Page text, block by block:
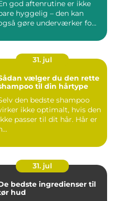
god aftenrutine er ikke
hyggelig – den kan
gøre underværker fo...
31. jul
vælger du den rette
til din hårtype
den bedste shampoo
ikke optimalt, hvis den
passer til dit hår. Hår er
31. jul
bedste ingredienser til
hud